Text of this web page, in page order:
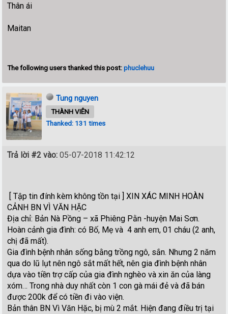
Thân ái
Maitan
The following users thanked this post:phuclehuu
Tung nguyen
THÀNH VIÊN
Thanked: 131 times
Trả lời #2 vào: 05-07-2018 11:42:12
[ Tập tin đính kèm không tồn tại ] XIN XÁC MINH HOÀN
CẢNH BN VÌ VĂN HẶC
Địa chỉ: Bản Nà Pồng – xã Phiêng Pằn -huyện Mai Sơn.
Hoàn cảnh gia đình: có Bố, Mẹ và 4 anh em, 01 cháu (2 anh,
chị đã mất).
Gia đình bệnh nhân sống bằng trồng ngô, sắn. Nhưng 2 năm
qua do lũ lụt nên ngô sắt mất hết, nên gia đình bệnh nhân
dựa vào tiền trợ cấp của gia đình nghèo và xin ăn của làng
xóm… Trong nhà duy nhất còn 1 con gà mái đẻ và đã bán
được 200k để có tiền đi vào viện.
Bản thân BN Vì Văn Hặc, bị mù 2 mắt. Hiện đang điều trị tại